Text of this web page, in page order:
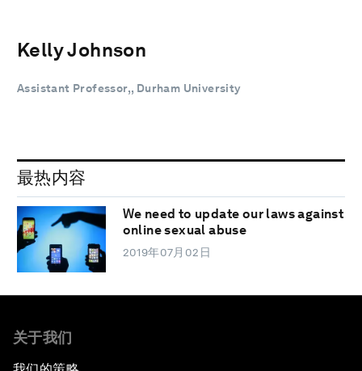
Kelly Johnson
Assistant Professor,, Durham University
最热内容
We need to update our laws against
online sexual abuse
2019年07月02日
关于我们